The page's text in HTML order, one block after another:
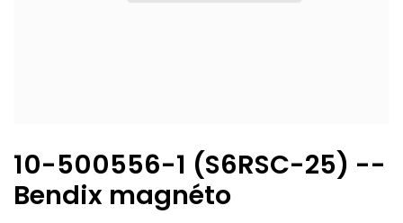
10-500556-1 (S6RSC-25) --
Bendix magnéto